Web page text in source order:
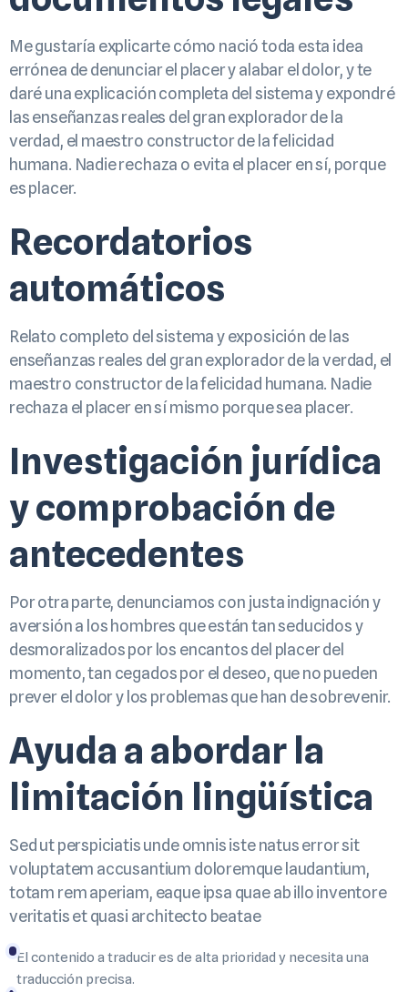
Me gustaría explicarte cómo nació toda esta idea
errónea de denunciar el placer y alabar el dolor, y te
daré una explicación completa del sistema y expondré
las enseñanzas reales del gran explorador de la
verdad, el maestro constructor de la felicidad
humana. Nadie rechaza o evita el placer en sí, porque
es placer.
Recordatorios
automáticos
Relato completo del sistema y exposición de las
enseñanzas reales del gran explorador de la verdad, el
maestro constructor de la felicidad humana. Nadie
rechaza el placer en sí mismo porque sea placer.
Investigación jurídica
y comprobación de
antecedentes
Por otra parte, denunciamos con justa indignación y
aversión a los hombres que están tan seducidos y
desmoralizados por los encantos del placer del
momento, tan cegados por el deseo, que no pueden
prever el dolor y los problemas que han de sobrevenir.
Ayuda a abordar la
limitación lingüística
Sed ut perspiciatis unde omnis iste natus error sit
voluptatem accusantium doloremque laudantium,
totam rem aperiam, eaque ipsa quae ab illo inventore
veritatis et quasi architecto beatae
El contenido a traducir es de alta prioridad y necesita una
traducción precisa.